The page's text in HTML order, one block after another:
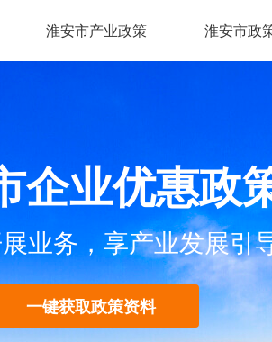
淮安市产业政策 淮安市政
企业优惠政
业务，享产业发展引
一键获取政策资料